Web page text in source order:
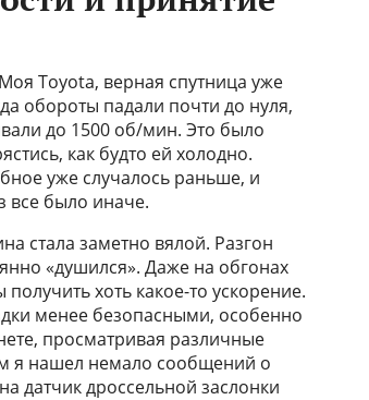
Toyota, верная спутница уже
обороты падали почти до нуля,
до 1500 об/мин. Это было
как будто ей холодно.
уже случалось раньше, и
все было иначе.
стала заметно вялой. Разгон
«душился». Даже на обгонах
хоть какое-то ускорение.
менее безопасными, особенно
просматривая различные
я нашел немало сообщений о
датчик дроссельной заслонки